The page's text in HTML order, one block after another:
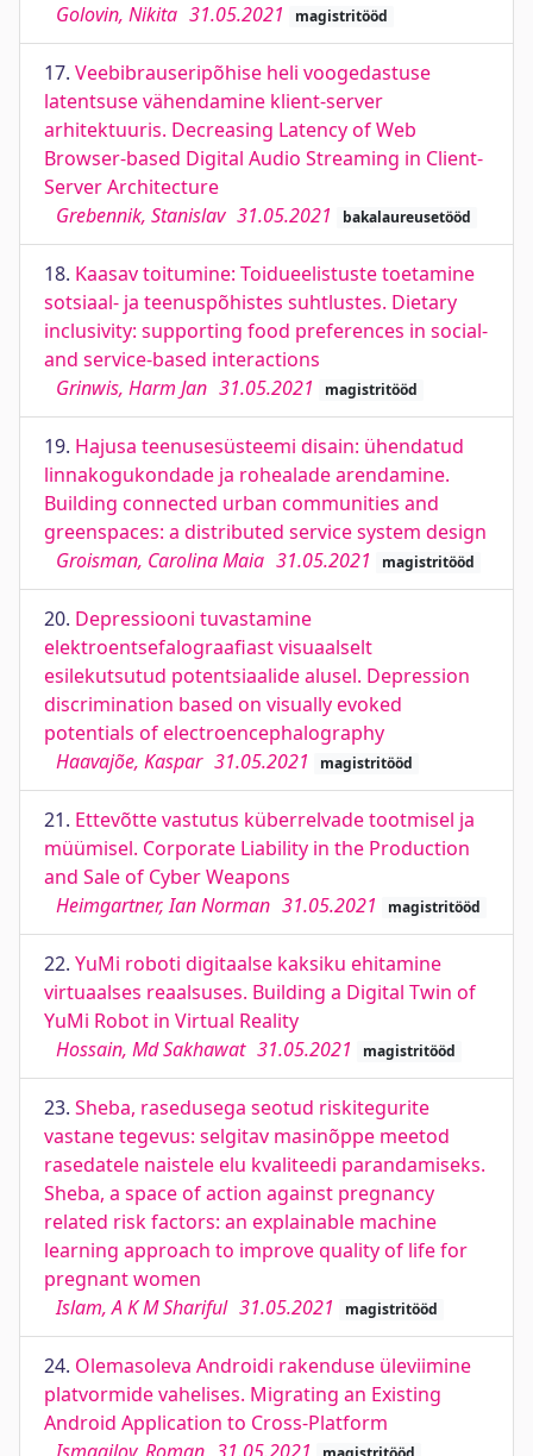
Golovin, Nikita 31.05.2021 magistritööd
17. Veebibrauseripõhise heli voogedastuse
latentsuse vähendamine klient-server
arhitektuuris. Decreasing Latency of Web
Browser-based Digital Audio Streaming in Client-
Server Architecture
Grebennik, Stanislav 31.05.2021 bakalaureusetööd
18. Kaasav toitumine: Toidueelistuste toetamine
sotsiaal- ja teenuspõhistes suhtlustes. Dietary
inclusivity: supporting food preferences in social-
and service-based interactions
Grinwis, Harm Jan 31.05.2021 magistritööd
19. Hajusa teenusesüsteemi disain: ühendatud
linnakogukondade ja rohealade arendamine.
Building connected urban communities and
greenspaces: a distributed service system design
Groisman, Carolina Maia 31.05.2021 magistritööd
20. Depressiooni tuvastamine
elektroentsefalograafiast visuaalselt
esilekutsutud potentsiaalide alusel. Depression
discrimination based on visually evoked
potentials of electroencephalography
Haavajõe, Kaspar 31.05.2021 magistritööd
21. Ettevõtte vastutus küberrelvade tootmisel ja
müümisel. Corporate Liability in the Production
and Sale of Cyber Weapons
Heimgartner, Ian Norman 31.05.2021 magistritööd
22. YuMi roboti digitaalse kaksiku ehitamine
virtuaalses reaalsuses. Building a Digital Twin of
YuMi Robot in Virtual Reality
Hossain, Md Sakhawat 31.05.2021 magistritööd
23. Sheba, rasedusega seotud riskitegurite
vastane tegevus: selgitav masinõppe meetod
rasedatele naistele elu kvaliteedi parandamiseks.
Sheba, a space of action against pregnancy
related risk factors: an explainable machine
learning approach to improve quality of life for
pregnant women
Islam, A K M Shariful 31.05.2021 magistritööd
24. Olemasoleva Androidi rakenduse üleviimine
platvormide vahelises. Migrating an Existing
Android Application to Cross-Platform